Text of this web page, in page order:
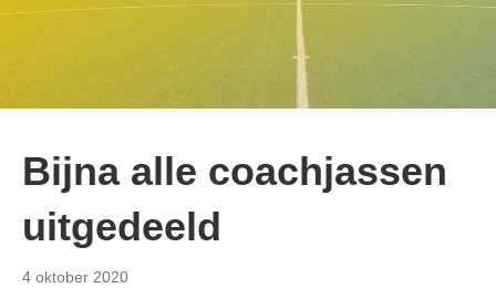
Bijna alle coachjassen
uitgedeeld
4 oktober 2020